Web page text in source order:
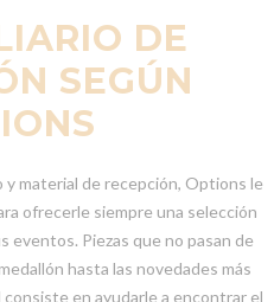
DE
SEGÚN
y material de recepción, Options le
ofrecerle siempre una selección
eventos. Piezas que no pasan de
hasta las novedades más
en ayudarle a encontrar el